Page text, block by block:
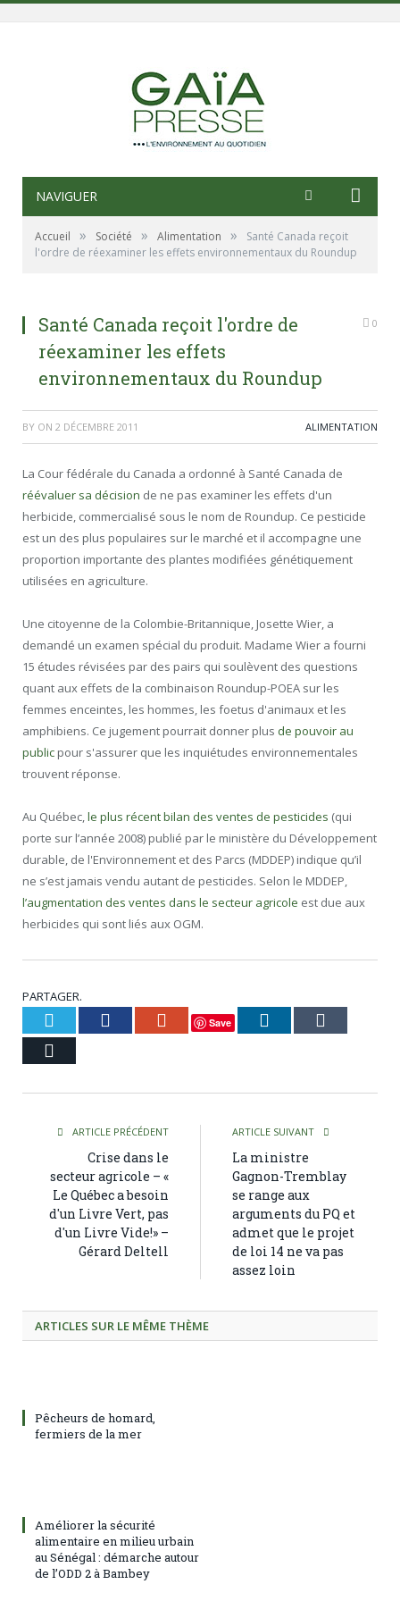
NAVIGUER
Accueil » Société » Alimentation »
Santé Canada reçoit
l'ordre de réexaminer les effets environnementaux du Roundup
Santé Canada reçoit l'ordre de
réexaminer les effets
environnementaux du Roundup
0
BY ON 2 DÉCEMBRE 2011 ALIMENTATION
La Cour fédérale du Canada a ordonné à Santé Canada de
réévaluer sa décision de ne pas examiner les effets d'un
herbicide, commercialisé sous le nom de Roundup. Ce pesticide
est un des plus populaires sur le marché et il accompagne une
proportion importante des plantes modifiées génétiquement
utilisées en agriculture.
Une citoyenne de la Colombie-Britannique, Josette Wier, a
demandé un examen spécial du produit. Madame Wier a fourni
15 études révisées par des pairs qui soulèvent des questions
quant aux effets de la combinaison Roundup-POEA sur les
femmes enceintes, les hommes, les foetus d'animaux et les
amphibiens. Ce jugement pourrait donner plus de pouvoir au
public pour s'assurer que les inquiétudes environnementales
trouvent réponse.
Au Québec,le plus récent bilan des ventes de pesticides (qui
porte sur l’année 2008) publié par le ministère du Développement
durable, de l'Environnement et des Parcs (MDDEP) indique qu’il
ne s’est jamais vendu autant de pesticides. Selon le MDDEP,
l’augmentation des ventes dans le secteur agricole est due aux
herbicides qui sont liés aux OGM.
PARTAGER.
Twitter Facebook Google+
Save LinkedIn
ARTICLE PRÉCÉDENT
Crise dans le
secteur agricole – «
Le Québec a besoin
d'un Livre Vert, pas
d'un Livre Vide!» –
Gérard Deltell
ARTICLE SUIVANT
La ministre
Gagnon-Tremblay
se range aux
arguments du PQ et
admet que le projet
de loi 14 ne va pas
assez loin
ARTICLES SUR LE MÊME THÈME
Pêcheurs de homard,
fermiers de la mer
Améliorer la sécurité
alimentaire en milieu urbain
au Sénégal : démarche autour
de l’ODD 2 à Bambey